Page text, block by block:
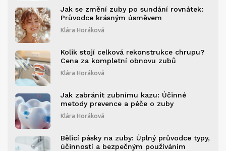
Jak se změní zuby po sundání rovnátek:
Průvodce krásným úsměvem
Klára Horáková
Kolik stojí celková rekonstrukce chrupu?
Cena za kompletní obnovu zubů
Klára Horáková
Jak zabránit zubnímu kazu: Účinné
metody prevence a péče o zuby
Klára Horáková
Bělicí pásky na zuby: Úplný průvodce typy,
účinností a bezpečným používáním